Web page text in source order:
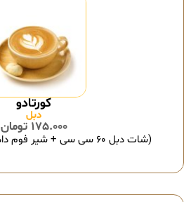
دبل
175.000 تومان
(شات دبل ۶۰ سی سی + شیر فوم داده شده ۶۰ سی سی)